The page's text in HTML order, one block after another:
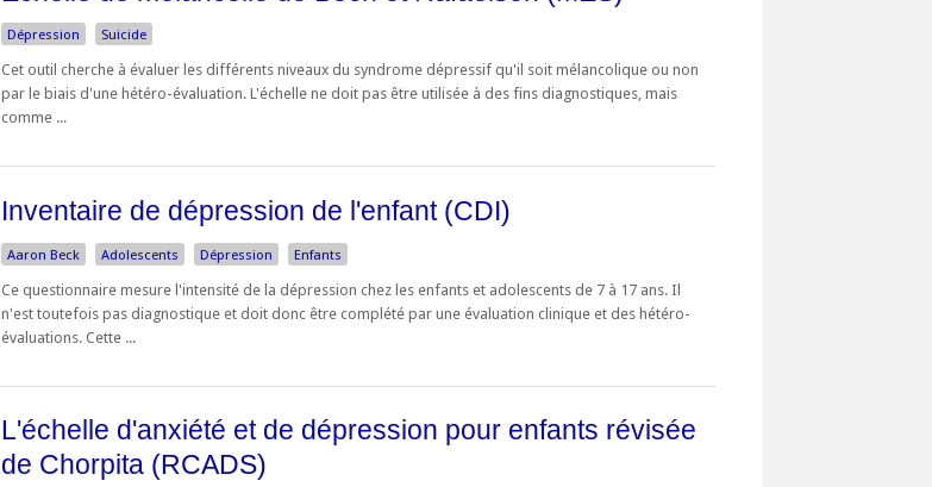
Dépression Suicide
Cet outil cherche à évaluer les différents niveaux du syndrome dépressif qu'il soit mélancolique ou non
par le biais d'une hétéro-évaluation. L'échelle ne doit pas être utilisée à des fins diagnostiques, mais
comme ...
Inventaire de dépression de l'enfant (CDI)
Aaron Beck Adolescents Dépression Enfants
Ce questionnaire mesure l'intensité de la dépression chez les enfants et adolescents de 7 à 17 ans. Il
n'est toutefois pas diagnostique et doit donc être complété par une évaluation clinique et des hétéro-
évaluations. Cette ...
L'échelle d'anxiété et de dépression pour enfants révisée
de Chorpita (RCADS)